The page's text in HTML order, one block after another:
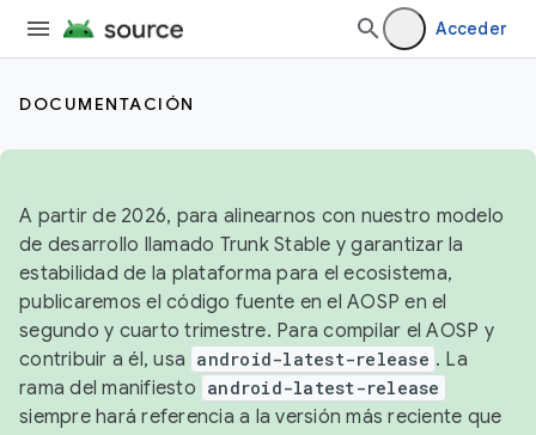
Acceder
DOCUMENTACIÓN
A partir de 2026, para alinearnos con nuestro modelo
de desarrollo llamado Trunk Stable y garantizar la
estabilidad de la plataforma para el ecosistema,
publicaremos el código fuente en el AOSP en el
segundo y cuarto trimestre. Para compilar el AOSP y
contribuir a él, usa android-latest-release . La
rama del manifiesto android-latest-release
siempre hará referencia a la versión más reciente que